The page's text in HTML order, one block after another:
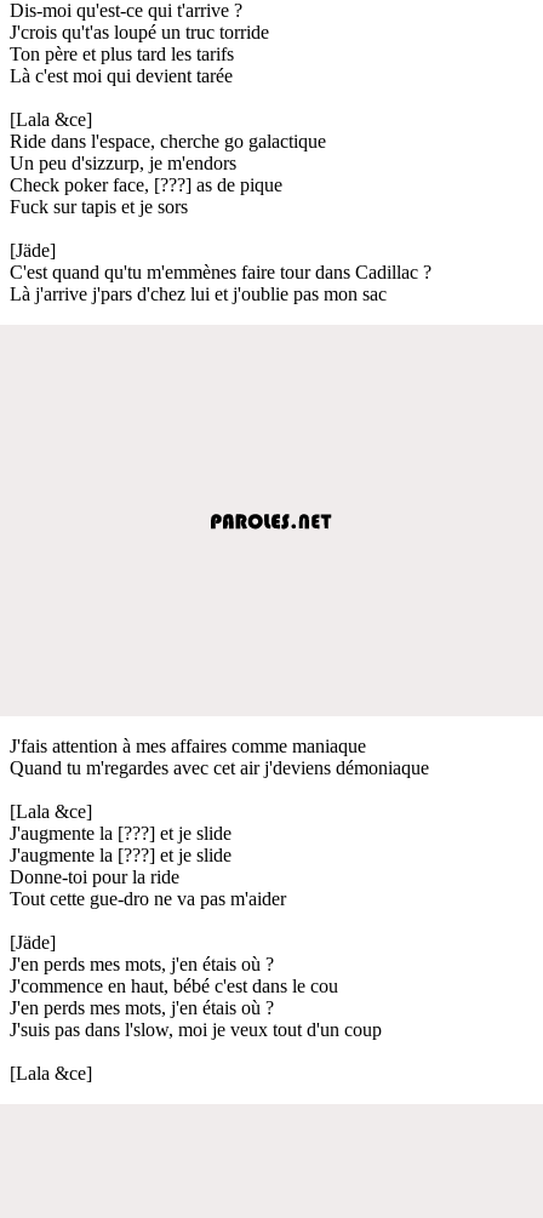
Dis-moi qu'est-ce qui t'arrive ?
J'crois qu't'as loupé un truc torride
Ton père et plus tard les tarifs
Là c'est moi qui devient tarée
[Lala &ce]
Ride dans l'espace, cherche go galactique
Un peu d'sizzurp, je m'endors
Check poker face, [???] as de pique
Fuck sur tapis et je sors
[Jäde]
C'est quand qu'tu m'emmènes faire tour dans Cadillac ?
Là j'arrive j'pars d'chez lui et j'oublie pas mon sac
J'fais attention à mes affaires comme maniaque
Quand tu m'regardes avec cet air j'deviens démoniaque
[Lala &ce]
J'augmente la [???] et je slide
J'augmente la [???] et je slide
Donne-toi pour la ride
Tout cette gue-dro ne va pas m'aider
[Jäde]
J'en perds mes mots, j'en étais où ?
J'commence en haut, bébé c'est dans le cou
J'en perds mes mots, j'en étais où ?
J'suis pas dans l'slow, moi je veux tout d'un coup
[Lala &ce]